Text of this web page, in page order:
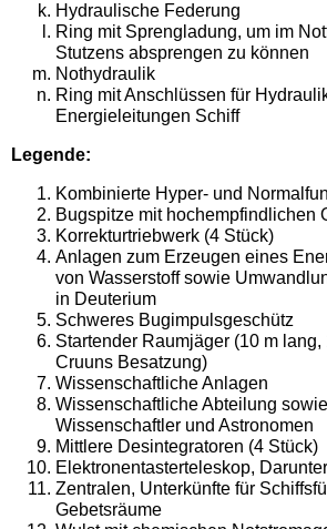
Hydraulische Federung
Ring mit Sprengladung, um im
Stutzens absprengen zu können
Nothydraulik
Ring mit Anschlüssen für
Energieleitungen Schiff
Legende:
Kombinierte Hyper- und
Bugspitze mit hochempfindlichen
Korrekturtriebwerk (4 Stück)
Anlagen zum Erzeugen eines
von Wasser­stoff sowie
in Deuterium
Schweres Bugimpulsgeschütz
Startender Raumjäger (10 m
Cruuns Be­satzung)
Wissenschaftliche Anlagen
Wissenschaftliche Abteilung
Wissenschaftler und Astronomen
Mittlere Desintegratoren (4 Stück)
Elektronentasterteleskop,
Zentralen, Unterkünfte für
Gebets­räume